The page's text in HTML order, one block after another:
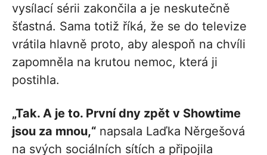
vysílací sérii zakončila a je neskutečně
šťastná. Sama totiž říká, že se do televize
vrátila hlavně proto, aby alespoň na chvíli
zapomněla na krutou nemoc, která ji
postihla.
„Tak. A je to. První dny zpět v Showtime
jsou za mnou,“ napsala Laďka Něrgešová
na svých sociálních sítích a připojila